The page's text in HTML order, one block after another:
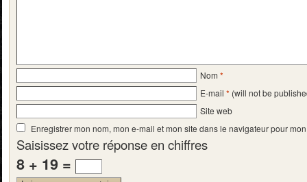
Nom *
E-mail * (will not be
Site web
Enregistrer mon nom, mon e-mail et mon site dans le navigateur pour
Saisissez votre réponse en chiffres
8 + 19 =